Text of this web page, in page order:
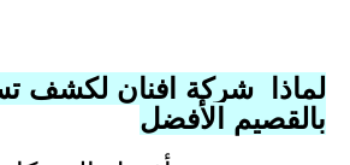
لماذا شركة افنان لكشف
بالقصيم الأفضل